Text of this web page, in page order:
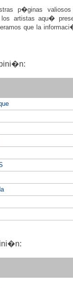
p�ginas
artistas aqu�
que la